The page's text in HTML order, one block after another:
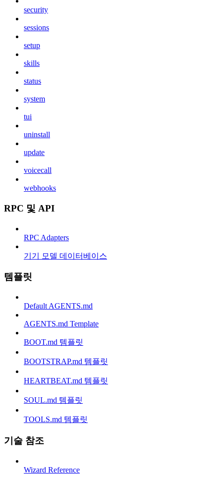
security
sessions
setup
skills
status
system
tui
uninstall
update
voicecall
webhooks
RPC 및 API
RPC Adapters
기기 모델 데이터베이스
템플릿
Default AGENTS.md
AGENTS.md Template
BOOT.md 템플릿
BOOTSTRAP.md 템플릿
HEARTBEAT.md 템플릿
SOUL.md 템플릿
TOOLS.md 템플릿
기술 참조
Wizard Reference